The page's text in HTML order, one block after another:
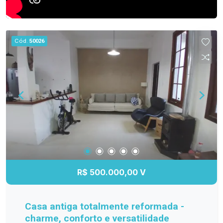
Cód. 50026
R$ 500.000,00 V
Casa antiga totalmente reformada -
charme, conforto e versatilidade